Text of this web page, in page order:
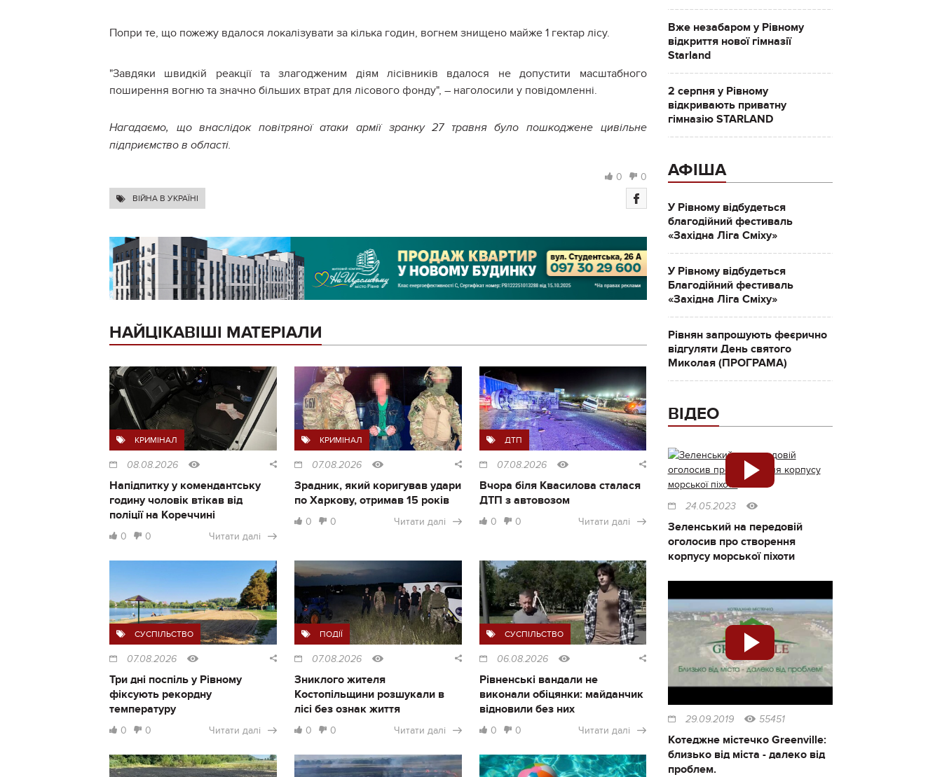
Попри те, що пожежу вдалося локалізувати за кілька годин, вогнем знищено майже 1 гектар лісу.
"Завдяки швидкій реакції та злагодженим діям лісівників вдалося не допустити масштабного
поширення вогню та значно більших втрат для лісового фонду", – наголосили у повідомленні.
Нагадаємо, щовнаслідок повітряної атаки армії зранку 27 травня було пошкоджене цивільне
підприємство в області.
0 0
ВІЙНА В УКРАЇНІ
НАЙЦІКАВІШІ МАТЕРІАЛИ
КРИМІНАЛ
08.08.2026
Напідпитку у комендантську
годину чоловік втікав від
поліції на Кореччині
0 0 Читати далі
КРИМІНАЛ
07.08.2026
Зрадник, який коригував удари
по Харкову, отримав 15 років
0 0 Читати далі
ДТП
07.08.2026
Вчора біля Квасилова сталася
ДТП з автовозом
0 0 Читати далі
СУСПІЛЬСТВО
07.08.2026
Три дні поспіль у Рівному
фіксують рекордну
температуру
0 0 Читати далі
ПОДІЇ
07.08.2026
Зниклого жителя
Костопільщини розшукали в
лісі без ознак життя
0 0 Читати далі
СУСПІЛЬСТВО
06.08.2026
Рівненські вандали не
виконали обіцянки: майданчик
відновили без них
0 0 Читати далі
Вже незабаром у Рівному
відкриття нової гімназії
Starland
2 серпня у Рівному
відкривають приватну
гімназію STARLAND
АФІША
У Рівному відбудеться
благодійний фестиваль
«Західна Ліга Сміху»
У Рівному відбудеться
Благодійний фестиваль
«Західна Ліга Сміху»
Рівнян запрошують феєрично
відгуляти День святого
Миколая (ПРОГРАМА)
ВІДЕО
24.05.2023
Зеленський на передовій
оголосив про створення
корпусу морської піхоти
29.09.2019 55451
Котеджне містечко Greenville:
близько від міста - далеко від
проблем.